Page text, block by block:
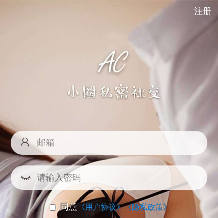
注册
同意《用户协议》《隐私政策》